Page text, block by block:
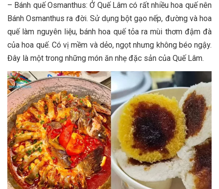
– Bánh quế Osmanthus: Ở Quế Lâm có rất nhiều hoa quế nên
Bánh Osmanthus ra đời. Sử dụng bột gạo nếp, đường và hoa
quế làm nguyên liệu, bánh hoa quế tỏa ra mùi thơm đậm đà
của hoa quế. Có vị mềm và dẻo, ngọt nhưng không béo ngậy.
Đây là một trong những món ăn nhẹ đặc sản của Quế Lâm.